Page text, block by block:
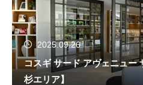
2025.09.26
コスギ サード アヴェニュー
杉エリア】